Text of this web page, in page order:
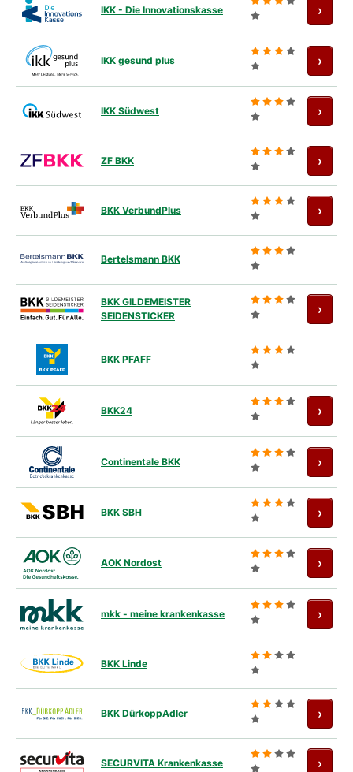
IKK - Die Innovationskasse ›
IKK gesund plus ›
IKK Südwest ›
ZF BKK ›
BKK VerbundPlus ›
Bertelsmann BKK
BKK GILDEMEISTER
SEIDENSTICKER
›
BKK PFAFF
BKK24 ›
Continentale BKK ›
BKK SBH ›
AOK Nordost ›
mkk - meine krankenkasse ›
BKK Linde
BKK DürkoppAdler ›
SECURVITA Krankenkasse ›